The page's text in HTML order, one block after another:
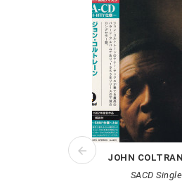
JOHN
SACD